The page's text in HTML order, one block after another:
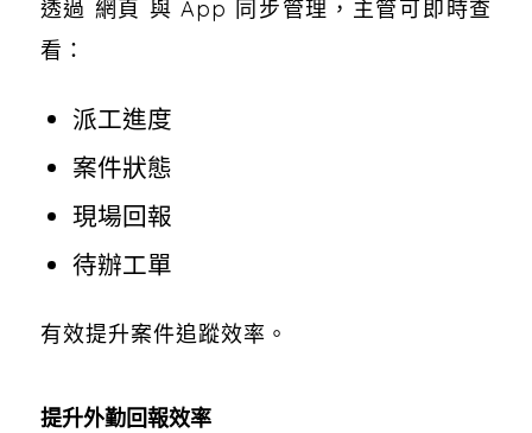
透過 網頁 與 App 同步管理，主管可即時查
看：
派工進度
案件狀態
現場回報
待辦工單
有效提升案件追蹤效率。
提升外勤回報效率